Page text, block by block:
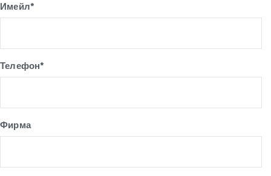
Имейл*
Телефон*
Фирма